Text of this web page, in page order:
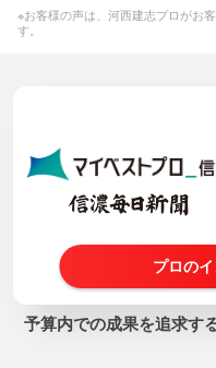
けし、
一覧や、該当図番の不良
それにより、探す作業が
に、イライラした大きな
減り、得意先からも「良
とがあったとの話をいた
このようなお客様を増や
※お客様の声は、河西建志プロがお
す。
プロの
予算内での成果を追求す